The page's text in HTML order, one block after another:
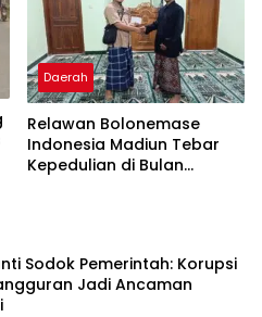
Daerah
Relawan Bolonemase
Indonesia Madiun Tebar
Kepedulian di Bulan
Sodok Pemerintah: Korupsi
Jadi Ancaman